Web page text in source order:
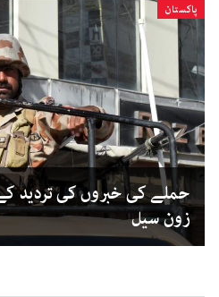
پاکستان
حملے کی خبروں کی تردید
زون سیل